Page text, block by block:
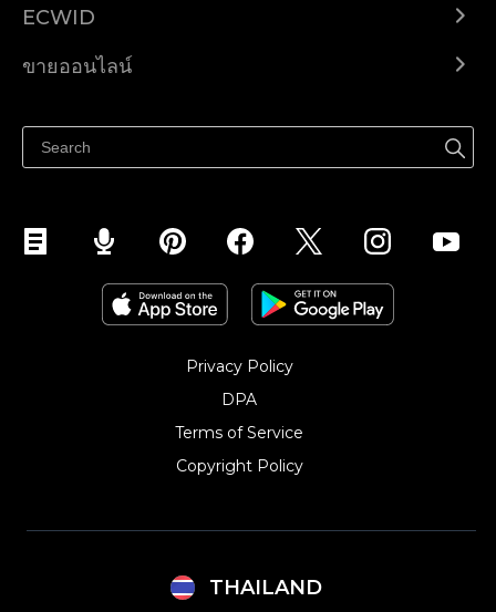
ECWID
ราคา
ขายออนไลน์
ขายบนเฟสบุ๊ค
Privacy Policy
DPA
Terms of Service
Copyright Policy‎
THAILAND